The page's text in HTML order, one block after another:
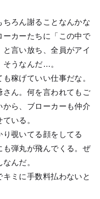
ちろん謝ることなんかな
ーカーたちに「この中で
言い放ち、全員がアイ
そうなんだ…。
稼げていい仕事だな。
ん。何を言われてもご
ら、ブローカーも仲介
いる。
り覗いてる顔をしてる
も弾丸が飛んでくる。ぜ
んだ。
キミに手数料払わないと